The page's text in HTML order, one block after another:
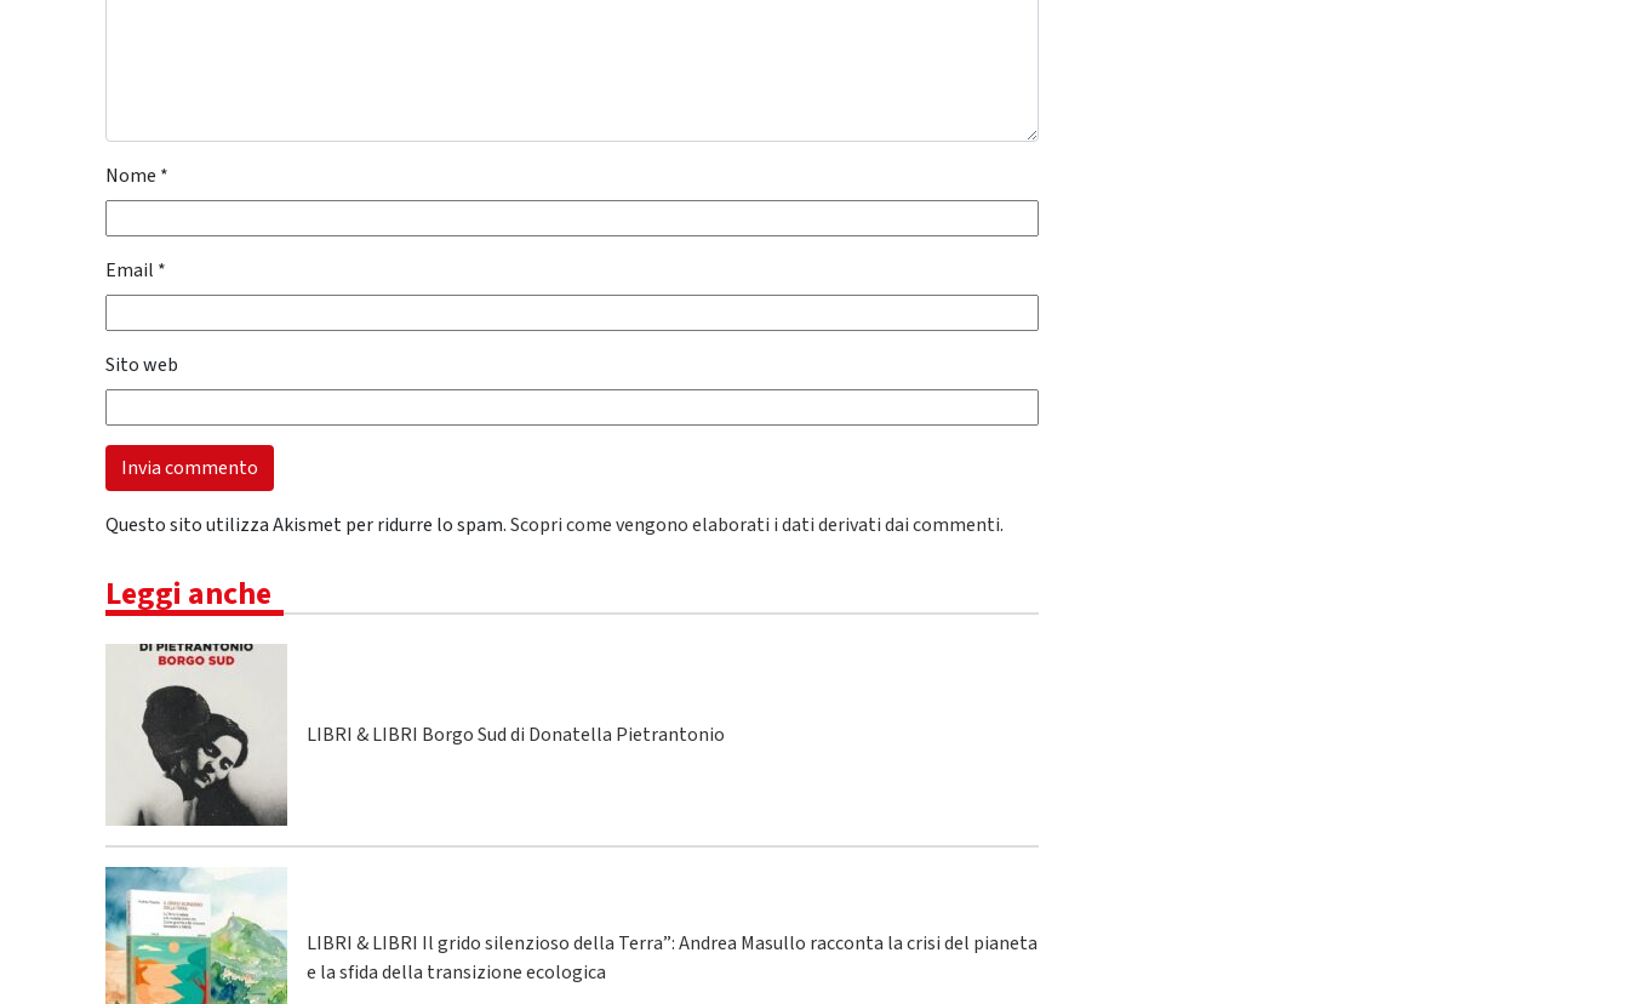
Nome *
Email *
Sito web
Questo sito utilizza Akismet per ridurre lo spam.Scopri come vengono elaborati i dati derivati dai commenti.
Leggi anche
LIBRI & LIBRI Borgo Sud di Donatella Pietrantonio
LIBRI & LIBRI Il grido silenzioso della Terra”: Andrea Masullo racconta la crisi del pianeta
e la sfida della transizione ecologica